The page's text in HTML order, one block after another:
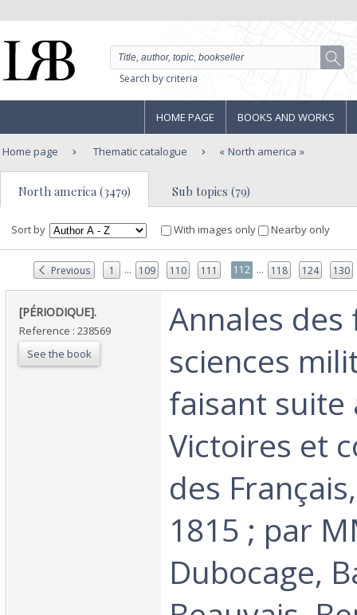
Search by criteria
HOME PAGE BOOKS AND WORKS
Home page Thematic catalogue North america
North america (3479) Sub topics (79)
Sort by With images only Nearby only
Previous 1 ... 109 110 111 112 ... 118 124 130
‎[PÉRIODIQUE]. ‎
Reference : 238569
See the book
‎Annales
sciences
faisant suite
Victoires et
des
1815 ; par
Dubocage,